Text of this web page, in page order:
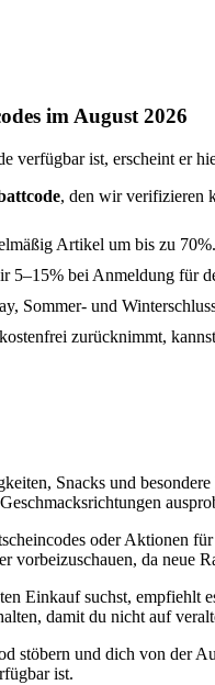
im August 2026
verfügbar ist, erscheint er
, den wir verifizieren
Artikel um bis zu
5–15% bei Anmeldung für
Sommer- und
zurücknimmt,
Snacks und
oder Aktionen
vorbeizuschauen, da neue
Einkauf suchst,
damit du nicht auf
stöbern und dich von der
ist.